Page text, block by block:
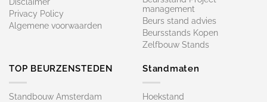
Disclaimer
Privacy Policy
Algemene voorwaarden
management
Beurs stand advies
Beursstands Kopen
Zelfbouw Stands
TOP BEURZENSTEDEN
Standbouw Amsterdam
Standmaten
Hoekstand